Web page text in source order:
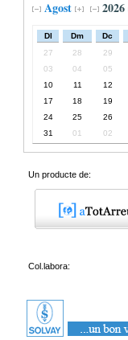
Agost 2026
Dl Dm Dc
27
28 29
03
04 05
10
11 12
17
18 19
24
25 26
31
01 02
Un producte de:
Col.labora: